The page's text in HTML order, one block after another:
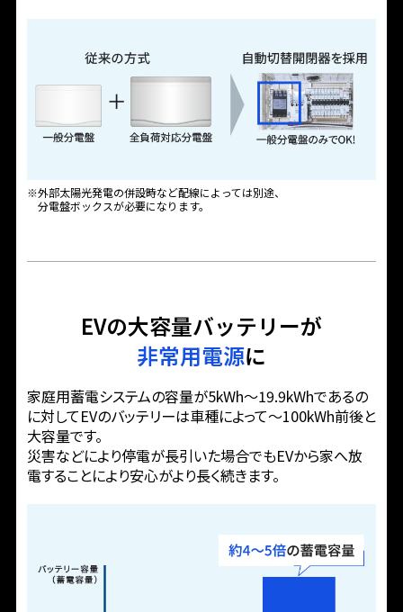
※外部太陽光発電の併設時など配線によっては別途、
分電盤ボックスが必要になります。
EVの大容量バッテリーが
非常用電源に
家庭用蓄電システムの容量が5kWh～19.9kWhであるの
に対してEVのバッテリーは車種によって～100kWh前後と
大容量です。
災害などにより停電が長引いた場合でもEVから家へ放
電することにより安心がより長く続きます。